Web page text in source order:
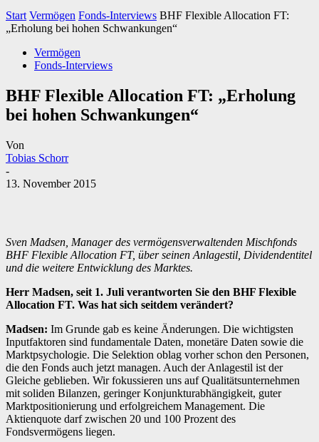
Start Vermögen Fonds-Interviews BHF Flexible Allocation FT:
„Erholung bei hohen Schwankungen“
Vermögen
Fonds-Interviews
BHF Flexible Allocation FT: „Erholung
bei hohen Schwankungen“
Von
Tobias Schorr
-
13. November 2015
Sven Madsen, Manager des vermögensverwaltenden Mischfonds
BHF Flexible Allocation FT, über seinen Anlagestil, Dividendentitel
und die weitere Entwicklung des Marktes.
Herr Madsen, seit 1. Juli verantworten Sie den BHF Flexible
Allocation FT. Was hat sich seitdem verändert?
Madsen: Im Grunde gab es keine Änderungen. Die wichtigsten
Inputfaktoren sind fundamentale Daten, monetäre Daten sowie die
Marktpsychologie. Die Selektion oblag vorher schon den Personen,
die den Fonds auch jetzt managen. Auch der Anlagestil ist der
Gleiche geblieben. Wir fokussieren uns auf Qualitätsunternehmen
mit soliden Bilanzen, geringer Konjunkturabhängigkeit, guter
Marktpositionierung und erfolgreichem Management. Die
Aktienquote darf zwischen 20 und 100 Prozent des
Fondsvermögens liegen.